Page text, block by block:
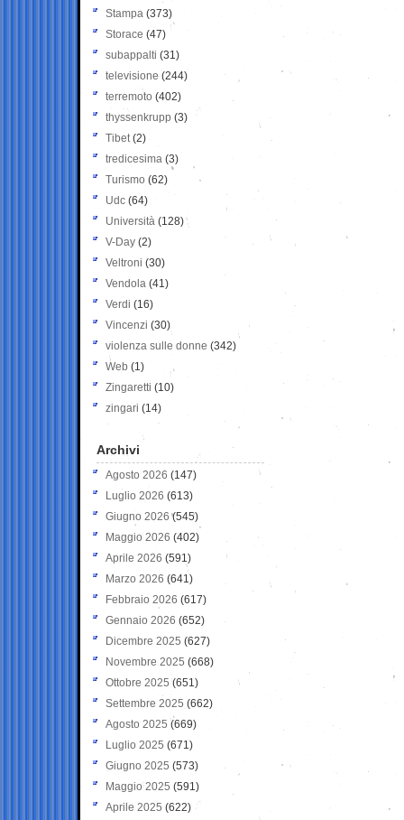
Stampa (373)
Storace (47)
subappalti (31)
televisione(244)
terremoto (402)
thyssenkrupp (3)
Tibet(2)
tredicesima (3)
Turismo (62)
Udc (64)
Università (128)
V-Day (2)
Veltroni (30)
Vendola (41)
Verdi (16)
Vincenzi (30)
violenza sulle donne (342)
Web (1)
Zingaretti (10)
zingari (14)
Archivi
Agosto 2026 (147)
Luglio 2026 (613)
Giugno 2026 (545)
Maggio 2026 (402)
Aprile 2026 (591)
Marzo 2026 (641)
Febbraio 2026 (617)
Gennaio 2026 (652)
Dicembre 2025 (627)
Novembre 2025 (668)
Ottobre 2025 (651)
Settembre 2025 (662)
Agosto 2025 (669)
Luglio 2025 (671)
Giugno 2025 (573)
Maggio 2025 (591)
Aprile 2025 (622)